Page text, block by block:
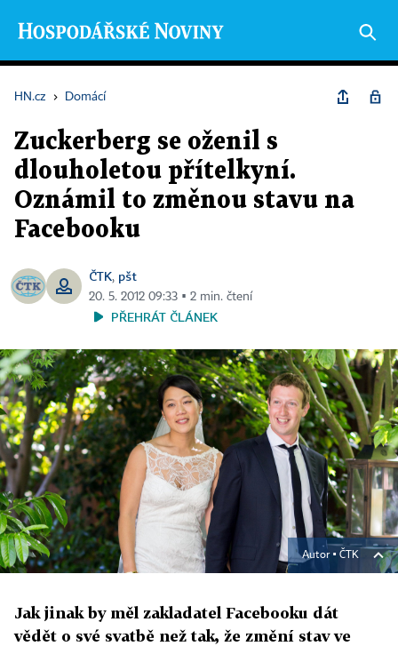
HN.cz › Domácí
Zuckerberg se oženil s
dlouholetou přítelkyní.
Oznámil to změnou stavu na
Facebooku
ČTK, pšt
20. 5. 2012 09:33 ▪ 2 min. čtení
PŘEHRÁT ČLÁNEK
Autor ▪ ČTK
Jak jinak by měl zakladatel Facebooku dát
vědět o své svatbě než tak, že změní stav ve